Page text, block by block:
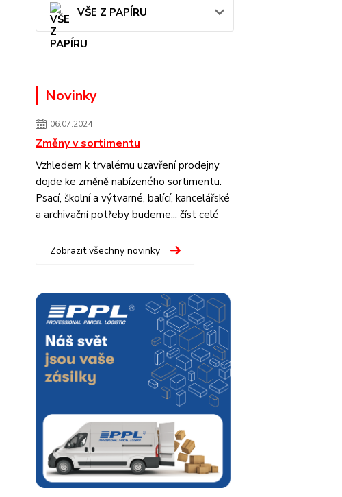
VŠE Z PAPÍRU
Novinky
06.07.2024
Změny v sortimentu
Vzhledem k trvalému uzavření prodejny
dojde ke změně nabízeného sortimentu.
Psací, školní a výtvarné, balící, kancelářské
a archivační potřeby budeme... číst celé
Zobrazit všechny novinky